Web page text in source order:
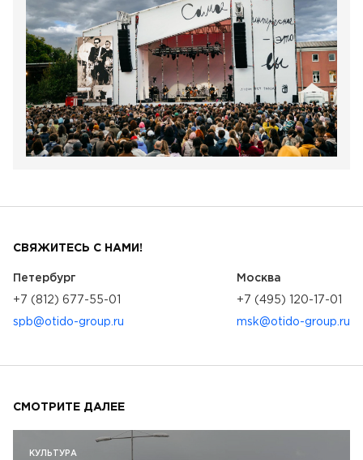
СВЯЖИТЕСЬ С НАМИ!
Петербург
+7 (812) 677-55-01
spb@otido-group.ru
Москва
+7 (495) 120-17-01
msk@otido-group.ru
СМОТРИТЕ ДАЛЕЕ
КУЛЬТУРА